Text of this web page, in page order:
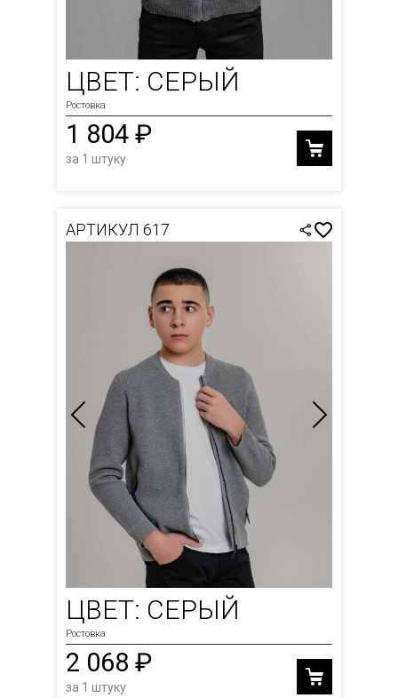
ЦВЕТ: СЕРЫЙ
Ростовка
1 804 ₽
за 1 штуку
АРТИКУЛ 617
ЦВЕТ: СЕРЫЙ
Ростовка
2 068 ₽
за 1 штуку